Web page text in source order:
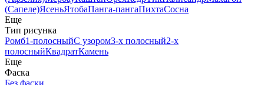
(Сапеле)ЯсеньЯтобаПанга-пангаПихтаСосна
Еще
Тип рисунка
Ромб1-полосныйС узором3-х полосный2-х
полосныйКвадратКамень
Еще
Фаска
Без фаски